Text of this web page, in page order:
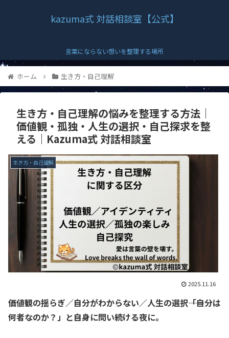
kazuma式 対話相談室【公式】
言葉にならない想いを整理する場所
ホーム 生き方・自己理解
生き方・自己理解の悩みを整理する方法｜
価値観・孤独・人生の選択・自己探求を整
える｜Kazuma式 対話相談室
生き方・自己理解
2025.11.16
価値観の揺らぎ／自分がわからない／人生の選択――「自分は
何者なのか？」と自身に問い続ける夜に。